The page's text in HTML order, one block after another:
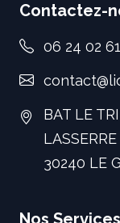
Contactez-
06 24 02
BAT LE
LASSERRE
30240 LE
Nos Services